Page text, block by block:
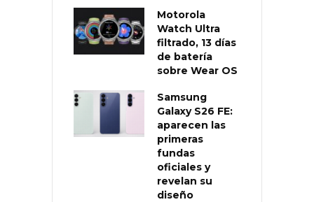
Motorola
Watch Ultra
filtrado, 13 días
de batería
sobre Wear OS
Samsung
Galaxy S26 FE:
aparecen las
primeras
fundas
oficiales y
revelan su
diseño